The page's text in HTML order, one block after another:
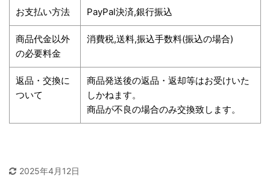
お支払い方法 PayPal決済,銀行振込
商品代金以外
の必要料金
消費税,送料,振込手数料(振込の場合)
返品・交換に
ついて
商品発送後の返品・返却等はお受けいた
しかねます。
商品が不良の場合のみ交換致します。
2025年4月12日